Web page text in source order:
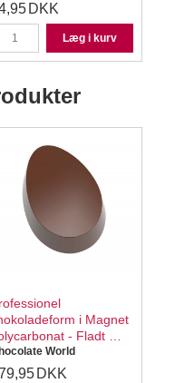
DKK
Læg i kurv
i Magnet
- Fladt Æg
World
DKK